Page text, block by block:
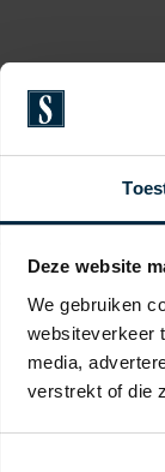
Deze website
We gebruiken
websiteverkeer
media,
verstrekt of die